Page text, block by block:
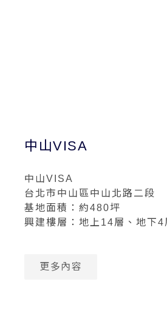
中山VISA
中山VISA
台北市中山區中山北路二段
基地面積：約480坪
興建樓層：地上14層、地下4
更多內容